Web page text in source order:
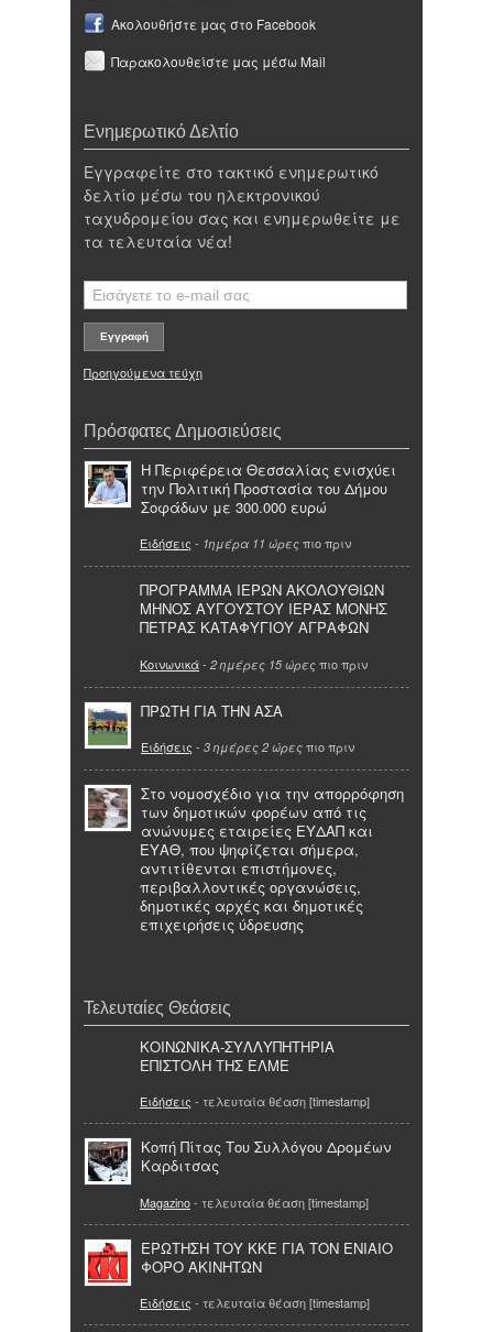
Ακολουθήστε μας στο Facebook
Παρακολουθείστε μας μέσω Mail
Ενημερωτικό Δελτίο
Εγγραφείτε στο τακτικό ενημερωτικό
δελτίο μέσω του ηλεκτρονικού
ταχυδρομείου σας και ενημερωθείτε με
τα τελευταία νέα!
Προηγούμενα τεύχη
Πρόσφατες Δημοσιεύσεις
Η Περιφέρεια Θεσσαλίας ενισχύει
την Πολιτική Προστασία του Δήμου
Σοφάδων με 300.000 ευρώ
Ειδήσεις - 1ημέρα 11 ώρες πιο πριν
ΠΡΟΓΡΑΜΜΑ ΙΕΡΩΝ ΑΚΟΛΟΥΘΙΩΝ
ΜΗΝΟΣ ΑΥΓΟΥΣΤΟΥ ΙΕΡΑΣ ΜΟΝΗΣ
ΠΕΤΡΑΣ ΚΑΤΑΦΥΓΙΟΥ ΑΓΡΑΦΩΝ
Κοινωνικά- 2 ημέρες 15 ώρες πιο πριν
ΠΡΩΤΗ ΓΙΑ ΤΗΝ ΑΣΑ
Ειδήσεις - 3 ημέρες 2 ώρες πιο πριν
Στο νομοσχέδιο για την απορρόφηση
των δημοτικών φορέων από τις
ανώνυμες εταιρείες ΕΥΔΑΠ και
ΕΥΑΘ, που ψηφίζεται σήμερα,
αντιτίθενται επιστήμονες,
περιβαλλοντικές οργανώσεις,
δημοτικές αρχές και δημοτικές
επιχειρήσεις ύδρευσης
Τελευταίες Θεάσεις
ΚΟΙΝΩΝΙΚΑ-ΣΥΛΛΥΠΗΤΗΡΙΑ
ΕΠΙΣΤΟΛΗ ΤΗΣ ΕΛΜΕ
Ειδήσεις - τελευταία θέαση [timestamp]
Κοπή Πίτας Του Συλλόγου Δρομέων
Καρδιτσας
Magazino- τελευταία θέαση [timestamp]
ΕΡΩΤΗΣΗ ΤΟΥ ΚΚΕ ΓΙΑ ΤΟΝ ΕΝΙΑΙΟ
ΦΟΡΟ ΑΚΙΝΗΤΩΝ
Ειδήσεις - τελευταία θέαση [timestamp]